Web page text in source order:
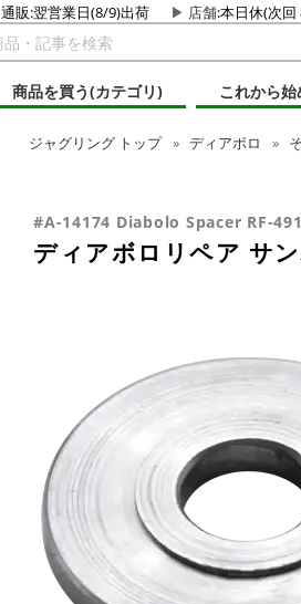
通販:翌営業日(8/9)出荷 店舗:本日休(次回
商品を買う(カテゴリ)
これから始
ジャグリング トップ ディアボロ
#A-14174 Diabolo Spacer RF-491
ディアボロリペア サ